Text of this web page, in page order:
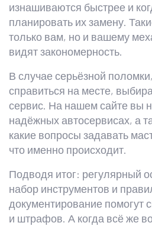
изнашиваются быстрее и
планировать их замену.
только вам, но и вашему
видят закономерность.
В случае серьёзной
справиться на месте,
сервис. На нашем сайте вы
надёжных автосервисах, а
какие вопросы задавать
что именно происходит.
Подводя итог: регулярный
набор инструментов и
документирование помогут
и штрафов. А когда всё же